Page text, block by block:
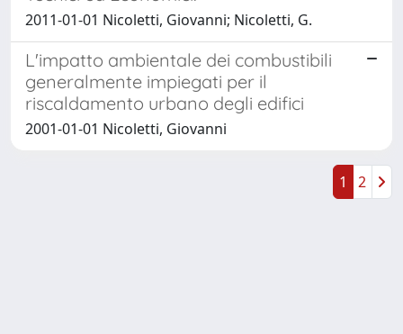
2011-01-01 Nicoletti, Giovanni; Nicoletti, G.
L'impatto ambientale dei combustibili
generalmente impiegati per il
riscaldamento urbano degli edifici
2001-01-01 Nicoletti, Giovanni
1 2